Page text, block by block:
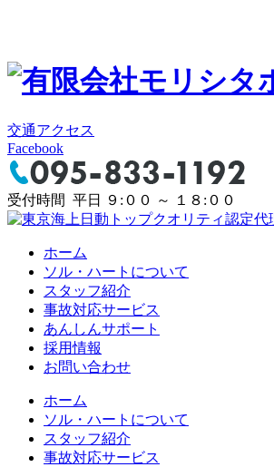
交通アクセス
Facebook
受付時間 平日 ９:００ ～ １８:００
ホーム
ソル・ハートについて
スタッフ紹介
事故対応サービス
あんしんサポート
採用情報
お問い合わせ
ホーム
ソル・ハートについて
スタッフ紹介
事故対応サービス